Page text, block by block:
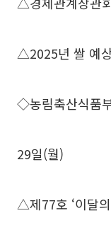
△2025년 쌀 예
◇농림축산식품
29일(월)
△제77호 ‘이달